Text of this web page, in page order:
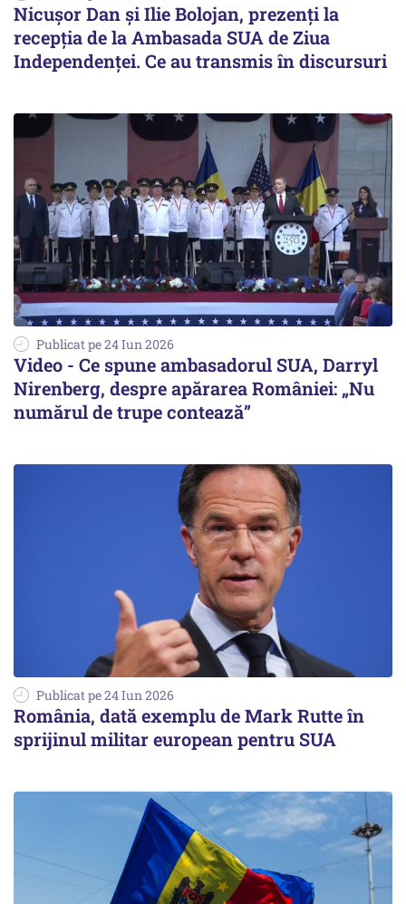
Nicușor Dan și Ilie Bolojan, prezenți la
recepția de la Ambasada SUA de Ziua
Independenței. Ce au transmis în discursuri
Publicat pe 24 Iun 2026
Video - Ce spune ambasadorul SUA, Darryl
Nirenberg, despre apărarea României: „Nu
numărul de trupe contează”
Publicat pe 24 Iun 2026
România, dată exemplu de Mark Rutte în
sprijinul militar european pentru SUA